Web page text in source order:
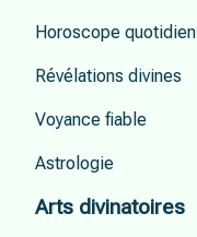
Horoscope quotidien
Révélations divines
Voyance fiable
Astrologie
Arts divinatoires